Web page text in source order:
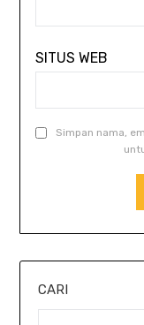
SITUS WEB
Simpan nama,
CARI